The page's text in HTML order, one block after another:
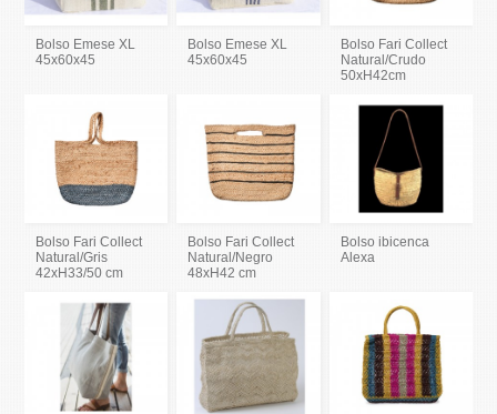
Bolso Emese XL
45x60x45
Bolso Emese XL
45x60x45
Bolso Fari Collect
Natural/Crudo
50xH42cm
Bolso Fari Collect
Natural/Gris
42xH33/50 cm
Bolso Fari Collect
Natural/Negro
48xH42 cm
Bolso ibicenca
Alexa